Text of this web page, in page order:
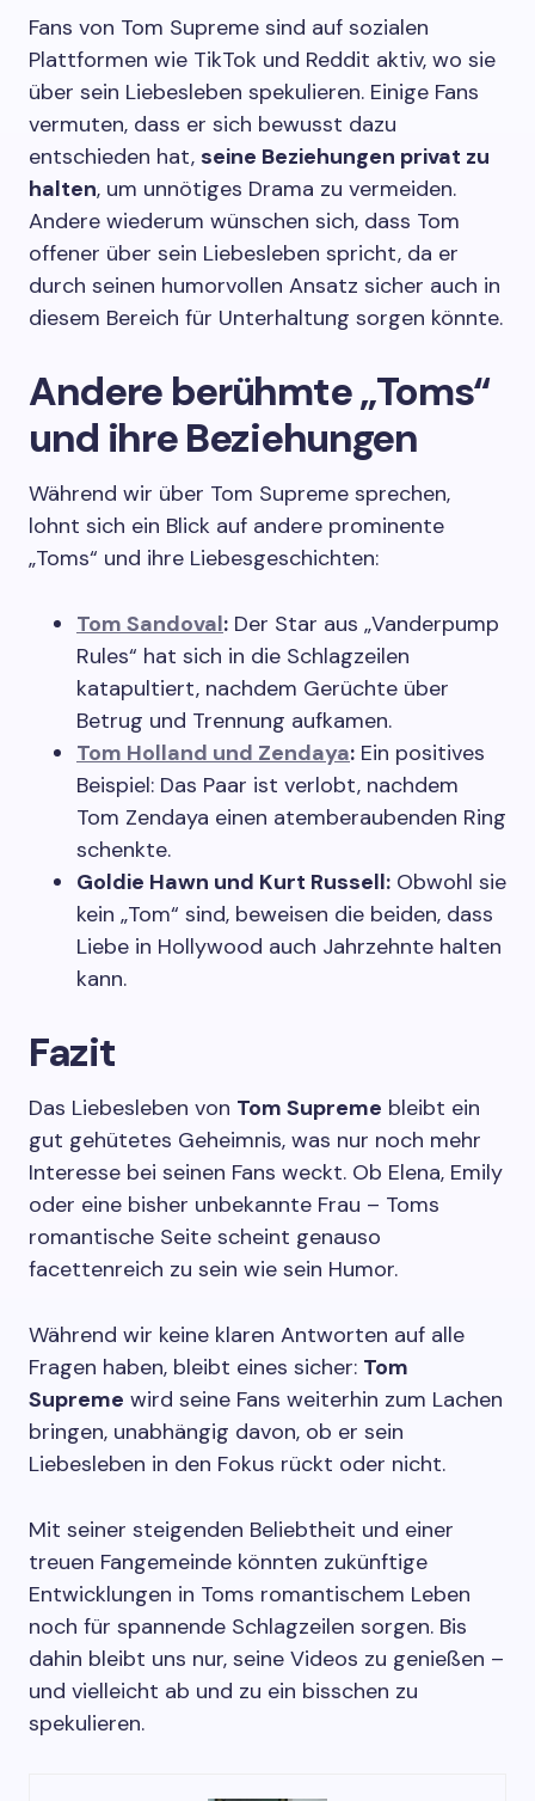
Fans von Tom Supreme sind auf sozialen
Plattformen wie TikTok und Reddit aktiv, wo sie
über sein Liebesleben spekulieren. Einige Fans
vermuten, dass er sich bewusst dazu
entschieden hat, seine Beziehungen privat zu
halten, um unnötiges Drama zu vermeiden.
Andere wiederum wünschen sich, dass Tom
offener über sein Liebesleben spricht, da er
durch seinen humorvollen Ansatz sicher auch in
diesem Bereich für Unterhaltung sorgen könnte.
Andere berühmte „Toms“
und ihre Beziehungen
Während wir über Tom Supreme sprechen,
lohnt sich ein Blick auf andere prominente
„Toms“ und ihre Liebesgeschichten:
Tom Sandoval: Der Star aus „Vanderpump
Rules“ hat sich in die Schlagzeilen
katapultiert, nachdem Gerüchte über
Betrug und Trennung aufkamen.
Tom Holland und Zendaya: Ein positives
Beispiel: Das Paar ist verlobt, nachdem
Tom Zendaya einen atemberaubenden Ring
schenkte.
Goldie Hawn und Kurt Russell: Obwohl sie
kein „Tom“ sind, beweisen die beiden, dass
Liebe in Hollywood auch Jahrzehnte halten
kann.
Fazit
Das Liebesleben von Tom Supreme bleibt ein
gut gehütetes Geheimnis, was nur noch mehr
Interesse bei seinen Fans weckt. Ob Elena, Emily
oder eine bisher unbekannte Frau – Toms
romantische Seite scheint genauso
facettenreich zu sein wie sein Humor.
Während wir keine klaren Antworten auf alle
Fragen haben, bleibt eines sicher: Tom
Supreme wird seine Fans weiterhin zum Lachen
bringen, unabhängig davon, ob er sein
Liebesleben in den Fokus rückt oder nicht.
Mit seiner steigenden Beliebtheit und einer
treuen Fangemeinde könnten zukünftige
Entwicklungen in Toms romantischem Leben
noch für spannende Schlagzeilen sorgen. Bis
dahin bleibt uns nur, seine Videos zu genießen –
und vielleicht ab und zu ein bisschen zu
spekulieren.